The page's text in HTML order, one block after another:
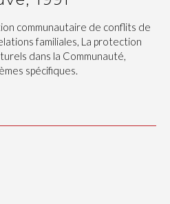
communautaire de conflits de
familiales, La protection
dans la Communauté,
spécifiques.